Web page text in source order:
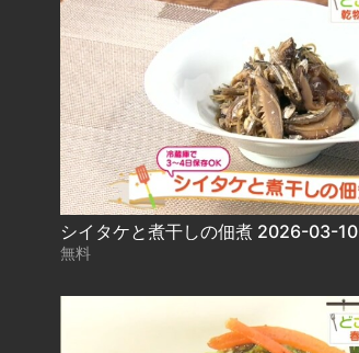
シイタケと煮干しの佃煮 2026-03-10
無料